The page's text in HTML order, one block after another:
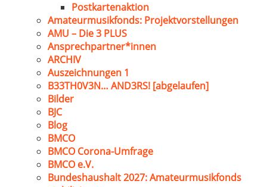
Postkartenaktion
Amateurmusikfonds: Projektvorstellungen
AMU – Die 3 PLUS
Ansprechpartner*innen
ARCHIV
Auszeichnungen 1
B33TH0V3N… AND3RS! [abgelaufen]
Bilder
BJC
Blog
BMCO
BMCO Corona-Umfrage
BMCO e.V.
Bundeshaushalt 2027: Amateurmusikfonds